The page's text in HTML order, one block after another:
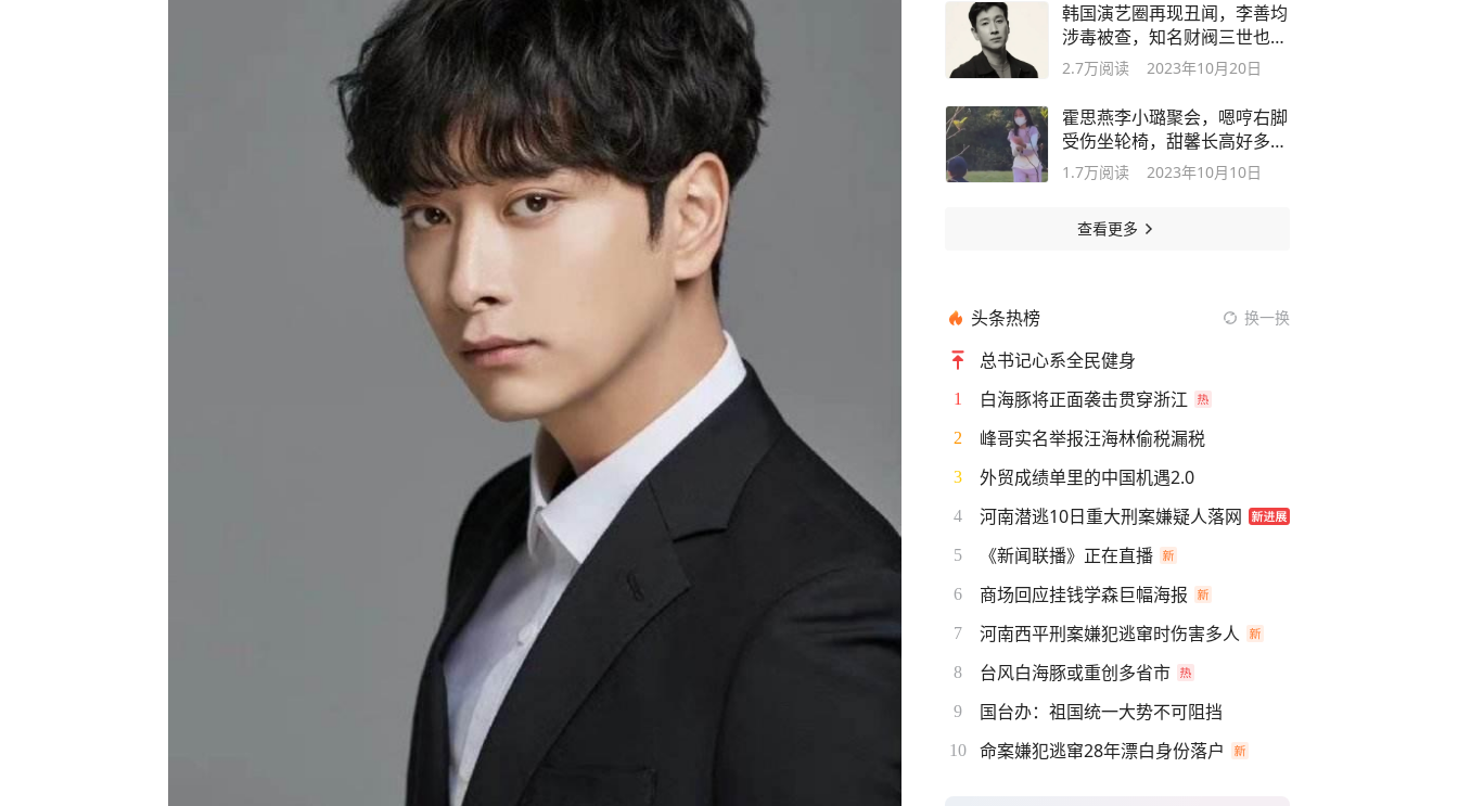
韩国演艺圈再现丑闻，李善均
涉毒被查，知名财阀三世也被
搜查
2.7万阅读 2023年10月20日
霍思燕李小璐聚会，嗯哼右脚
受伤坐轮椅，甜馨长高好多互
动超友爱
1.7万阅读 2023年10月10日
查看更多
头条热榜 换一换
总书记心系全民健身
1 白海豚将正面袭击贯穿浙江
2 峰哥实名举报汪海林偷税漏税
3 外贸成绩单里的中国机遇2.0
4 河南潜逃10日重大刑案嫌疑人落网
5 《新闻联播》正在直播
6 商场回应挂钱学森巨幅海报
7 河南西平刑案嫌犯逃窜时伤害多人
8 台风白海豚或重创多省市
9 国台办：祖国统一大势不可阻挡
10 命案嫌犯逃窜28年漂白身份落户